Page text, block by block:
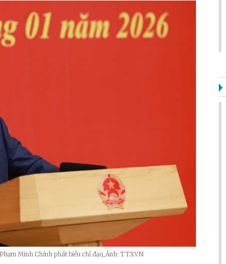
Minh Chính phát biểu chỉ đạo_Ảnh: TTXVN